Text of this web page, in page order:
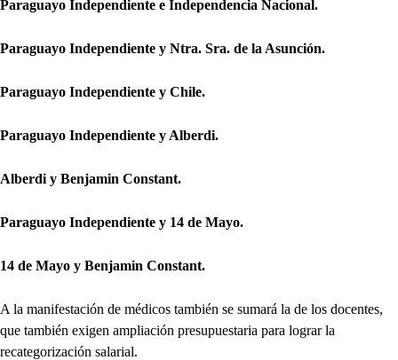
Paraguayo Independiente e Independencia Nacional.
Paraguayo Independiente y Ntra. Sra. de la Asunción.
Paraguayo Independiente y Chile.
Paraguayo Independiente y Alberdi.
Alberdi y Benjamin Constant.
Paraguayo Independiente y 14 de Mayo.
14 de Mayo y Benjamin Constant.
A la manifestación de médicos también se sumará la de los docentes,
que también exigen ampliación presupuestaria para lograr la
recategorización salarial.